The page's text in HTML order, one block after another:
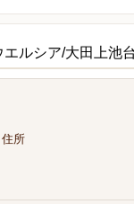
エルシア/大田上池
住所